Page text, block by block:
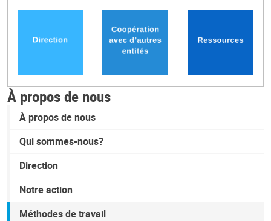
À propos de nous
À propos de nous
Qui sommes-nous?
Direction
Notre action
Méthodes de travail